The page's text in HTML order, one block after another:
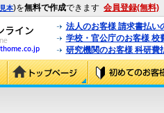
見本)を無料で作成できます 会員登録(無料)
法人のお客様 請求書払い
学校・官公庁のお客様 校
研究機関のお客様 科研費